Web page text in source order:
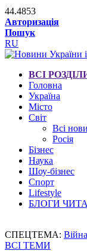
44.4853
Авторизація
Пошук
RU
ВСІ
Головна
Україна
Місто
Світ
Всі
Росія
Бізнес
Наука
Шоу-бізнес
Спорт
Lifestyle
БЛОГИ
СПЕЦТЕМА:
ВСІ ТЕМИ